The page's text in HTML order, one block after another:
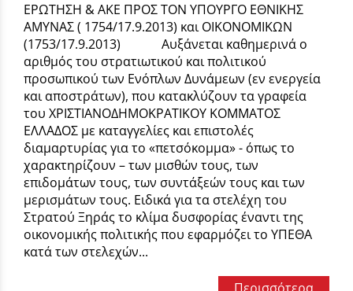
ΕΡΩΤΗΣΗ & ΑΚΕ ΠΡΟΣ ΤΟΝ ΥΠΟΥΡΓΟ ΕΘΝΙΚΗΣ
ΑΜΥΝΑΣ ( 1754/17.9.2013) και ΟΙΚΟΝΟΜΙΚΩΝ
(1753/17.9.2013) Αυξάνεται καθημερινά ο
αριθμός του στρατιωτικού και πολιτικού
προσωπικού των Ενόπλων Δυνάμεων (εν ενεργεία
και αποστράτων), που κατακλύζουν τα γραφεία
του ΧΡΙΣΤΙΑΝΟΔΗΜΟΚΡΑΤΙΚΟΥ ΚΟΜΜΑΤΟΣ
ΕΛΛΑΔΟΣ με καταγγελίες και επιστολές
διαμαρτυρίας για το «πετσόκομμα» - όπως το
χαρακτηρίζουν – των μισθών τους, των
επιδομάτων τους, των συντάξεών τους και των
μερισμάτων τους. Ειδικά για τα στελέχη του
Στρατού Ξηράς το κλίμα δυσφορίας έναντι της
οικονομικής πολιτικής που εφαρμόζει το ΥΠΕΘΑ
κατά των στελεχών...